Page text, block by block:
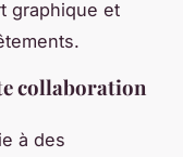
graphique et
collaboration
à des